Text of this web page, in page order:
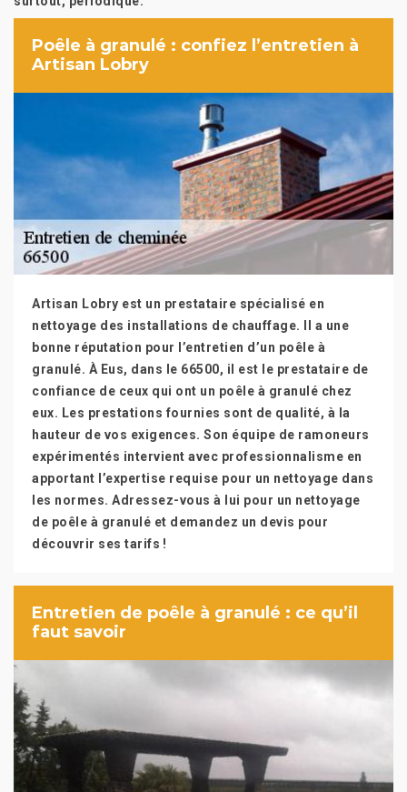
Poêle à granulé : confiez l’entretien à
Artisan Lobry
Artisan Lobry est un prestataire spécialisé en
nettoyage des installations de chauffage. Il a une
bonne réputation pour l’entretien d’un poêle à
granulé. À Eus, dans le 66500, il est le prestataire de
confiance de ceux qui ont un poêle à granulé chez
eux. Les prestations fournies sont de qualité, à la
hauteur de vos exigences. Son équipe de ramoneurs
expérimentés intervient avec professionnalisme en
apportant l’expertise requise pour un nettoyage dans
les normes. Adressez-vous à lui pour un nettoyage
de poêle à granulé et demandez un devis pour
découvrir ses tarifs !
Entretien de poêle à granulé : ce qu’il
faut savoir